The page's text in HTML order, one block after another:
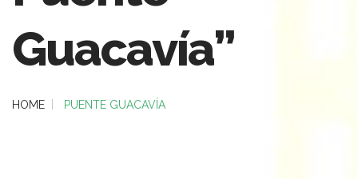
Guacavía”
HOME PUENTE GUACAVÍA